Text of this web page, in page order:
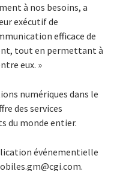
à nos besoins, a
exécutif de
efficace de
tout en permettant à
eux. »
numériques dans le
des services
du monde entier.
événementielle